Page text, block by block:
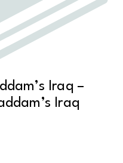
Iraq –
Iraq